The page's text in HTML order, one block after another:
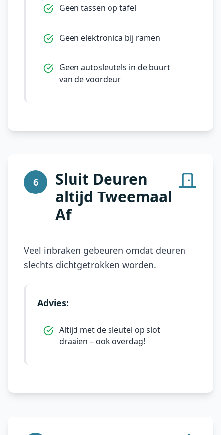
Geen tassen op tafel
Geen elektronica bij ramen
Geen autosleutels in de buurt
van de voordeur
6
Sluit Deuren
altijd Tweemaal
Af
Veel inbraken gebeuren omdat deuren
slechts dichtgetrokken worden.
Advies:
Altijd met de sleutel op slot
draaien – ook overdag!